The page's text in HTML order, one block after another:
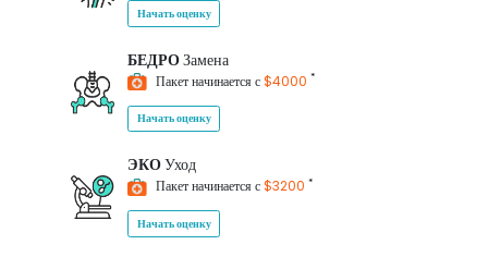
Начать оценку
БЕДРОЗамена
Пакет начинается с$4000 *
Начать оценку
ЭКОУход
Пакет начинается с$3200 *
Начать оценку